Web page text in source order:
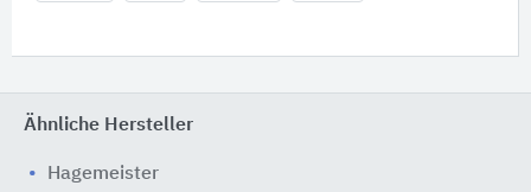
Ähnliche Hersteller
Hagemeister